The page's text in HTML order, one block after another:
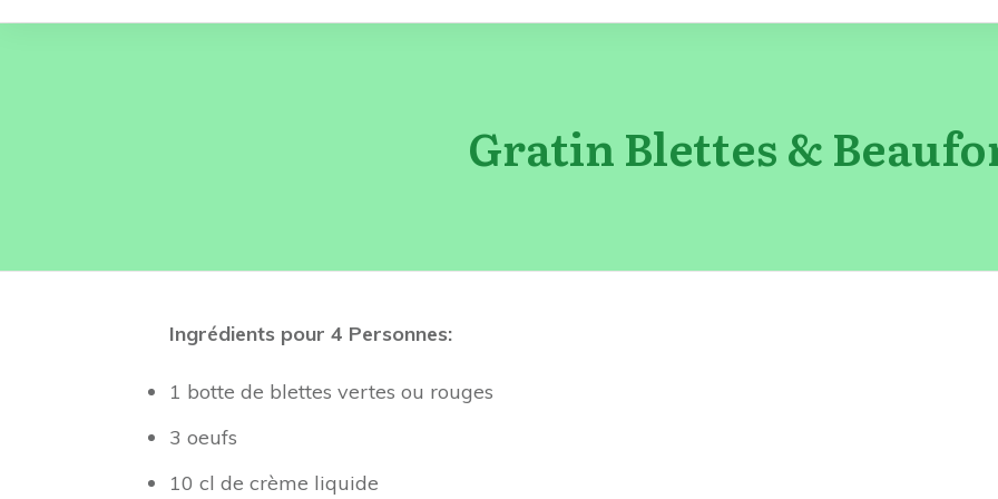
Gratin Blettes &
Ingrédients pour 4 Personnes:
1 botte de blettes vertes ou rouges
3 oeufs
10 cl de crème liquide